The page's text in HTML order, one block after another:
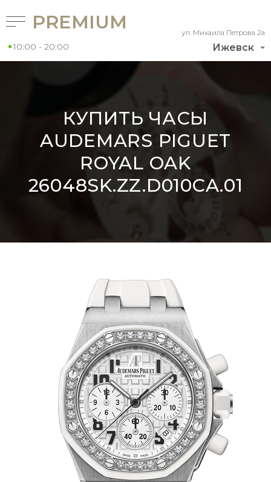
Ижевск
ул. Михаила Петрова 2а
PREMIUM
10:00 - 20:00
КУПИТЬ ЧАСЫ
AUDEMARS PIGUET
ROYAL OAK
26048SK.ZZ.D010CA.01